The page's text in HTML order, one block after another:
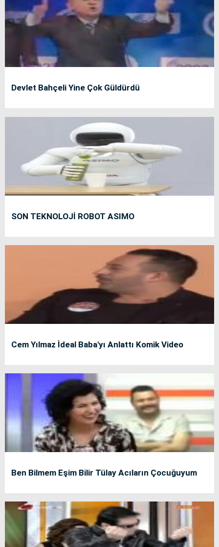
Devlet Bahçeli Yine Çok Güldürdü
SON TEKNOLOJİ ROBOT ASIMO
Cem Yılmaz İdeal Baba'yı Anlattı Komik Video
Ben Bilmem Eşim Bilir Tülay Acıların Çocuğuyum